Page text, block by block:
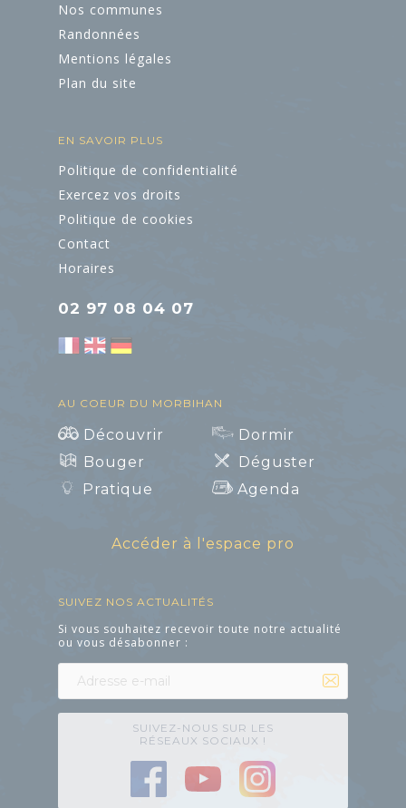
Art et Culture
Nos communes
Randonnées
Mentions légales
Plan du site
EN SAVOIR PLUS
Politique de confidentialité
Exercez vos droits
Politique de cookies
Contact
Horaires
02 97 08 04 07
AU COEUR DU MORBIHAN
Découvrir
Dormir
Bouger
Déguster
Pratique
Agenda
Accéder à l'espace pro
SUIVEZ NOS ACTUALITÉS
Si vous souhaitez recevoir toute notre actualité
ou vous désabonner :
SUIVEZ-NOUS SUR LES
RÉSEAUX SOCIAUX !